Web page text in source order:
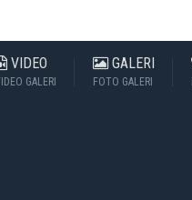
VIDEO
GALERI
GALERI
FOTO GALERI